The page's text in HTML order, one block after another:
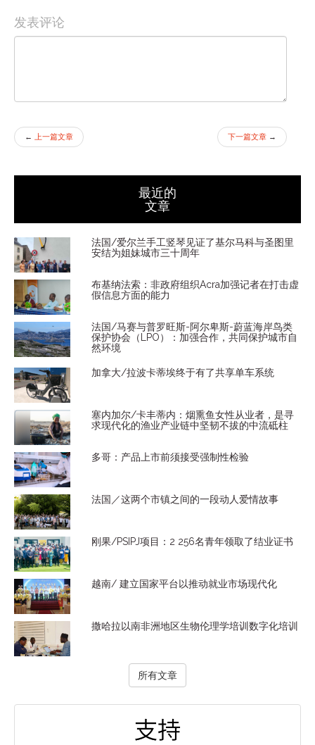
发表评论
← 上一篇文章 下一篇文章 →
最近的
文章
法国/爱尔兰手工竖琴见证了基尔马科与圣图里
安结为姐妹城市三十周年
布基纳法索：非政府组织Acra加强记者在打击虚
假信息方面的能力
法国/马赛与普罗旺斯-阿尔卑斯-蔚蓝海岸鸟类
保护协会（LPO）：加强合作，共同保护城市自
然环境
加拿大/拉波卡蒂埃终于有了共享单车系统
塞内加尔/卡丰蒂内：烟熏鱼女性从业者，是寻
求现代化的渔业产业链中坚韧不拔的中流砥柱
多哥：产品上市前须接受强制性检验
法国／这两个市镇之间的一段动人爱情故事
刚果/PSIPJ项目：2 256名青年领取了结业证书
越南/ 建立国家平台以推动就业市场现代化
撒哈拉以南非洲地区生物伦理学培训数字化培训
所有文章